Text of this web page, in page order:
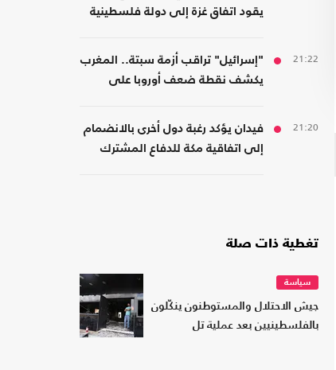
يقود اتفاق غزة إلى دولة فلسطينية
21:22
"إسرائيل" تراقب أزمة سبتة.. المغرب
يكشف نقطة ضعف أوروبا على
21:20
فيدان يؤكد رغبة دول أخرى بالانضمام
إلى اتفاقية مكة للدفاع المشترك
تغطية ذات صلة
سياسة
جيش الاحتلال والمستوطنون ينكّلون
بالفلسطينيين بعد عملية تل